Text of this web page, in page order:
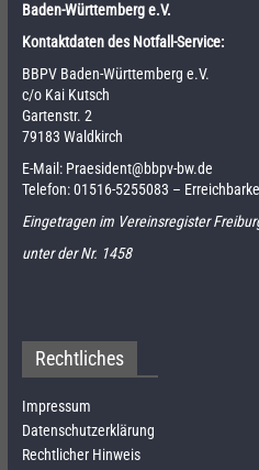
Baden-Württemberg e.V.
Kontaktdaten des Notfall-Service:
BBPV Baden-Württemberg e.V.
c/o Kai Kutsch
Gartenstr. 2
79183 Waldkirch
E-Mail: Praesident@bbpv-bw.de
Telefon:01516-5255083 –
Eingetragen im Vereinsregister
unter der Nr. 1458
Rechtliches
Impressum
Datenschutzerklärung
Rechtlicher Hinweis